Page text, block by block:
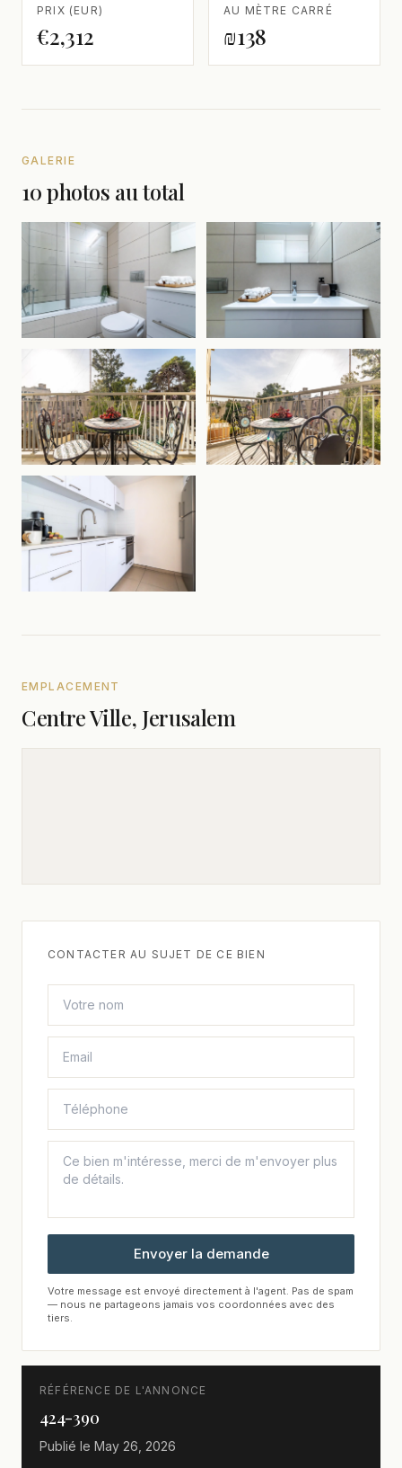
PRIX (EUR)
€2,312
AU MÈTRE CARRÉ
₪138
GALERIE
10 photos au total
EMPLACEMENT
Centre Ville, Jerusalem
CONTACTER AU SUJET DE CE BIEN
Envoyer la demande
Votre message est envoyé directement à l'agent. Pas de spam
— nous ne partageons jamais vos coordonnées avec des
tiers.
RÉFÉRENCE DE L'ANNONCE
424-390
Publié le May 26, 2026